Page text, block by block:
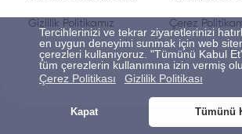
Tercihlerinizi ve tekrar ziyaretlerinizi
en uygun deneyimi sunmak için web
çerezleri kullanıyoruz. "Tümünü Kabul
tüm çerezlerin kullanımına izin vermiş
Çerez Politikası
Gizlilik Politikası
Kapat Tümünü
Gizlilik Politikamız Çerez